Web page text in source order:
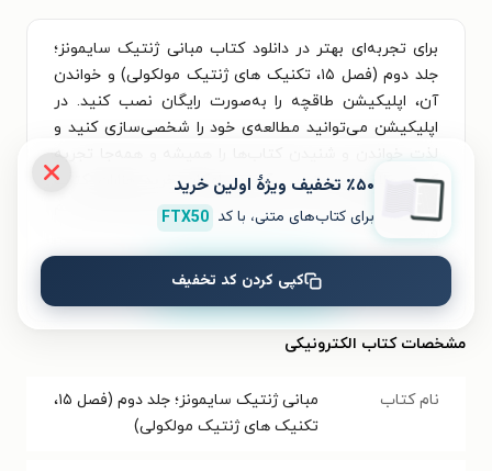
برای تجربه‌ای بهتر در دانلود کتاب مبانی ژنتیک سایمونز؛
جلد دوم (فصل ۱۵، تکنیک های ژنتیک مولکولی) و خواندن
آن، اپلیکیشن طاقچه را به‌صورت رایگان نصب کنید. در
اپلیکیشن می‌توانید مطالعه‌ی خود را شخصی‌سازی کنید و
لذت خواندن و شنیدن کتاب‌ها را همیشه و همه‌جا تجربه
کنید. علاوه‌بر دسترسی آسان، امکان خرید هزاران کتاب
صوتی و الکترونیکی با تخفیف‌های ویژه و بهترین قیمت هم
فراهم است.
نصب
مشخصات کتاب الکترونیکی
نام کتاب
مبانی ژنتیک سایمونز؛ جلد دوم (فصل ۱۵،
تکنیک های ژنتیک مولکولی)
٪۵۰ تخفیف ویژۀ اولین خرید
برای کتاب‌های متنی، با کد FTX50
کپی کردن کد تخفیف